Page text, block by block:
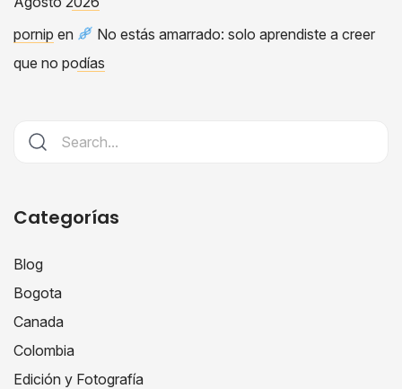
pornip en
No estás amarrado: solo aprendiste a creer
que no podías
Categorías
Blog
Bogota
Canada
Colombia
Edición y Fotografía